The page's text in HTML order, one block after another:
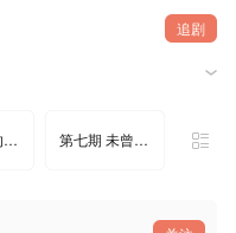
追剧
第六期 我的名字多少划 第七期 未曾见过的TA